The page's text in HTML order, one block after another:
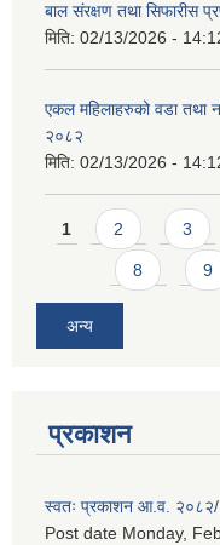
बाल संरक्षण तथा सिफारीस
मिति: 02/13/2026 -
एकल महिलाहरुको वडा तथा
२०८२
मिति: 02/13/2026 -
Pages
1 2 3
8 9
अन्य
प्रकाशन
स्वतः प्रकाशन आ.व. २०८२/
Post date Monday,